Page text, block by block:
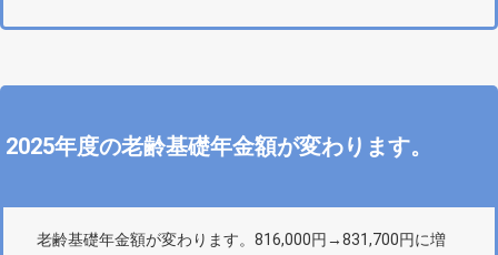
2025年度の老齢基礎年金額が変わります。
老齢基礎年金額が変わります。816,000円→831,700円に増